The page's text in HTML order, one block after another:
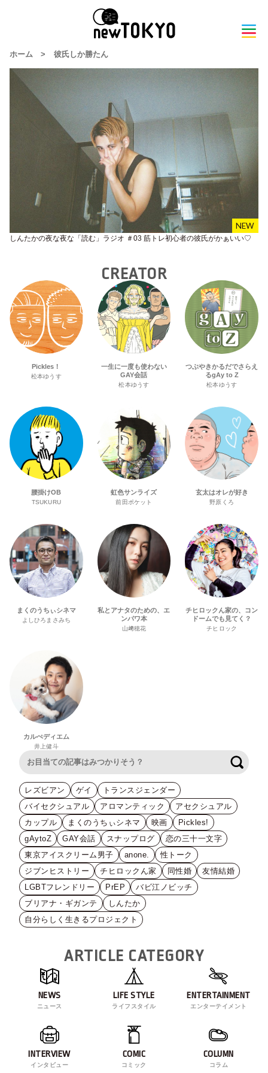
ホーム > 彼氏しか勝たん
しんたかの夜な夜な「読む」ラジオ ＃03 筋トレ初心者の彼氏がかぁいい♡
CREATOR
Pickles！
松本ゆうす
一生に一度も使わない
GAY会話
松本ゆうす
つぶやきかるだでさらえ
るgAy to Z
松本ゆうす
腰掛けOB
TSUKURU
虹色サンライズ
前田ポケット
玄太はオレが好き
野原くろ
まくのうちぃシネマ
よしひろまさみち
私とアナタのための、エ
ンパワ本
山﨑穂花
チヒロックん家の、コン
ドームでも見てく？
チヒロック
カルぺディエム
井上健斗
レズビアン ゲイ
トランスジェンダー
バイセクシュアル
アロマンティック
アセクシュアル
カップル
まくのうちぃシネマ 映画
Pickles!
gAytoZ
GAY会話 スナップログ
恋の三十一文字
東京アイスクリーム男子
anone.
性トーク
ジブンヒストリー
チヒロックん家 同性婚
友情結婚
LGBTフレンドリー
PrEP
バビ江ノビッチ
ブリアナ・ギガンテ
しんたか
自分らしく生きるプロジェクト
ARTICLE CATEGORY
NEWS
ニュース
LIFE STYLE
ライフスタイル
ENTERTAINMENT
エンターテイメント
INTERVIEW
インタビュー
COMIC
コミック
COLUMN
コラム